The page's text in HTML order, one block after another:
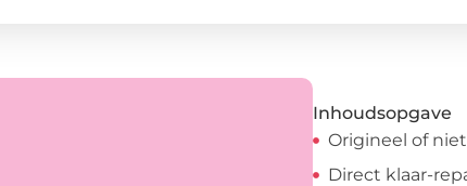
Inhoudsopgave
Origineel of niet
Direct klaar-